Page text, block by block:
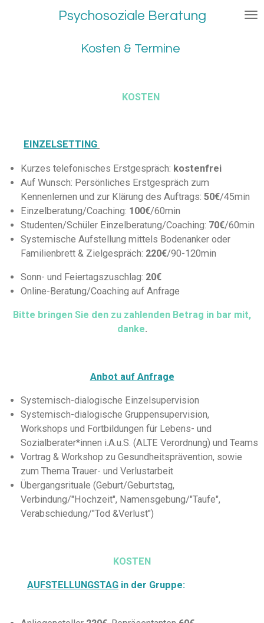
Psychosoziale Beratung
Kosten & Termine
KOSTEN
EINZELSETTING
Kurzes telefonisches Erstgespräch: kostenfrei
Auf Wunsch: Persönliches Erstgespräch zum
Kennenlernen und zur Klärung des Auftrags: 50€/45min
Einzelberatung/Coaching: 100€/60min
Studenten/Schüler Einzelberatung/Coaching: 70€/60min
Systemische Aufstellung mittels Bodenanker oder
Familienbrett & Zielgespräch: 220€/90-120min
Sonn- und Feiertagszuschlag: 20€
Online-Beratung/Coaching auf Anfrage
Bitte bringen Sie den zu zahlenden Betrag in bar mit,
danke.
Anbot auf Anfrage
Systemisch-dialogische Einzelsupervision
Systemisch-dialogische Gruppensupervision,
Workshops und Fortbildungen für Lebens- und
Sozialberater*innen i.A.u.S. (ALTE Verordnung) und Teams
Vortrag & Workshop zu Gesundheitsprävention, sowie
zum Thema Trauer- und Verlustarbeit
Übergangsrituale (Geburt/Geburtstag,
Verbindung/"Hochzeit", Namensgebung/"Taufe",
Verabschiedung/"Tod &Verlust")
KOSTEN
AUFSTELLUNGSTAG in der Gruppe: